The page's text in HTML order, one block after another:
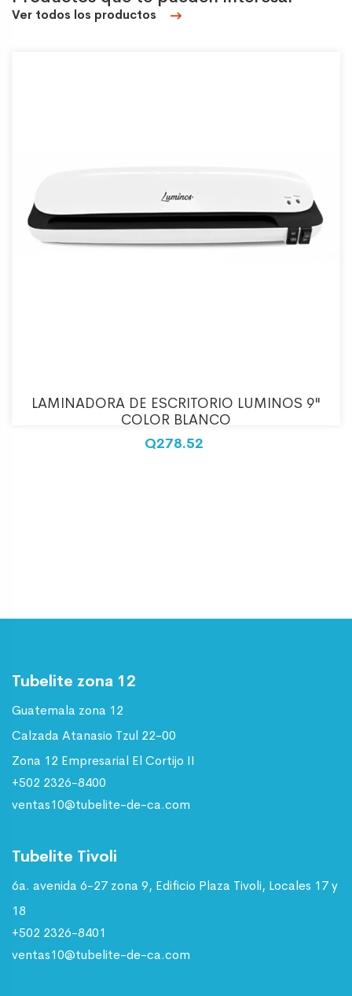
Ver todos los productos
LAMINADORA DE ESCRITORIO LUMINOS 9"
COLOR BLANCO
Q278.52
Tubelite zona 12
Guatemala zona 12
Calzada Atanasio Tzul 22-00
Zona 12 Empresarial El Cortijo II
+502 2326-8400
ventas10@tubelite-de-ca.com
Tubelite Tivoli
6a. avenida 6-27 zona 9, Edificio Plaza Tivoli, Locales 17 y
18
+502 2326-8401
ventas10@tubelite-de-ca.com